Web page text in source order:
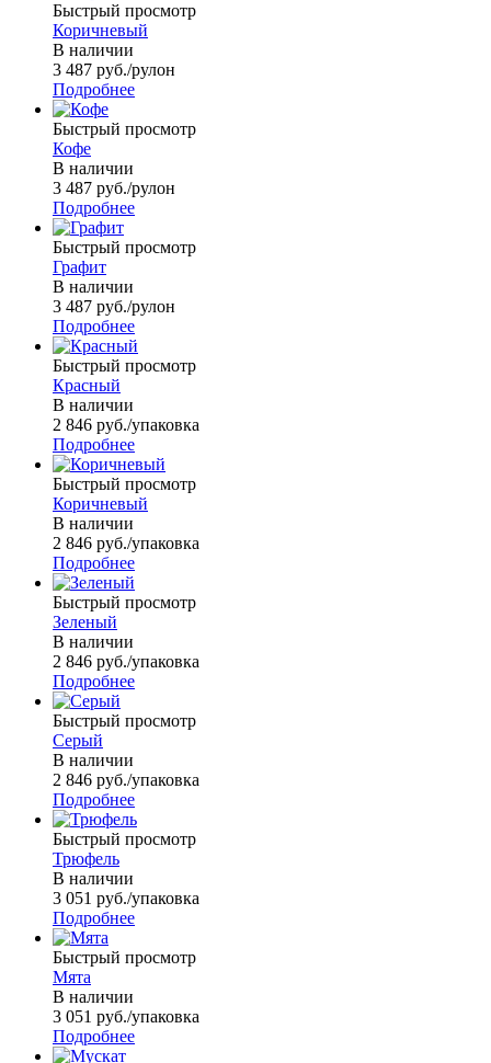
Быстрый просмотр
Коричневый
В наличии
3 487 руб./рулон
Подробнее
Быстрый просмотр
Кофе
В наличии
3 487 руб./рулон
Подробнее
Быстрый просмотр
Графит
В наличии
3 487 руб./рулон
Подробнее
Быстрый просмотр
Красный
В наличии
2 846 руб./упаковка
Подробнее
Быстрый просмотр
Коричневый
В наличии
2 846 руб./упаковка
Подробнее
Быстрый просмотр
Зеленый
В наличии
2 846 руб./упаковка
Подробнее
Быстрый просмотр
Серый
В наличии
2 846 руб./упаковка
Подробнее
Быстрый просмотр
Трюфель
В наличии
3 051 руб./упаковка
Подробнее
Быстрый просмотр
Мята
В наличии
3 051 руб./упаковка
Подробнее